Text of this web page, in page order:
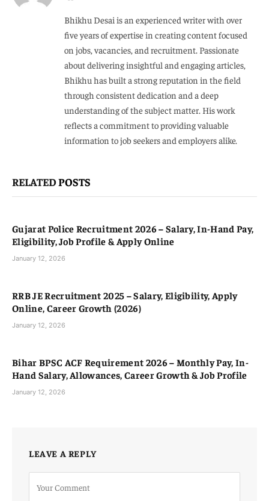
Bhikhu Desai is an experienced writer with over
five years of expertise in creating content focused
on jobs, vacancies, and recruitment. Passionate
about delivering insightful and engaging articles,
Bhikhu has built a strong reputation in the field
through consistent dedication and a deep
understanding of the subject matter. His work
reflects a commitment to providing valuable
information to job seekers and employers alike.
RELATEDPOSTS
Gujarat Police Recruitment 2026 – Salary, In-Hand Pay,
Eligibility, Job Profile & Apply Online
January 12, 2026
RRB JE Recruitment 2025 – Salary, Eligibility, Apply
Online, Career Growth (2026)
January 12, 2026
Bihar BPSC ACF Requirement 2026 – Monthly Pay, In-
Hand Salary, Allowances, Career Growth & Job Profile
January 12, 2026
LEAVE A REPLY